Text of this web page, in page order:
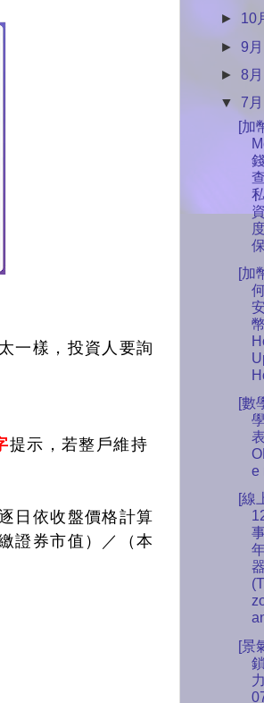
一樣，投資人要詢
提示，若整戶維持
日依收盤價格計算
證券市值）／（本
► 10
►9月
►8月
▼ 7月
[加
[加
[數
e
[線
[景